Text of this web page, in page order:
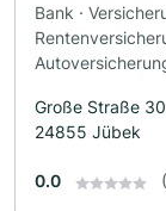
Bank ·
Große Straße
24855 Jübek
0.0